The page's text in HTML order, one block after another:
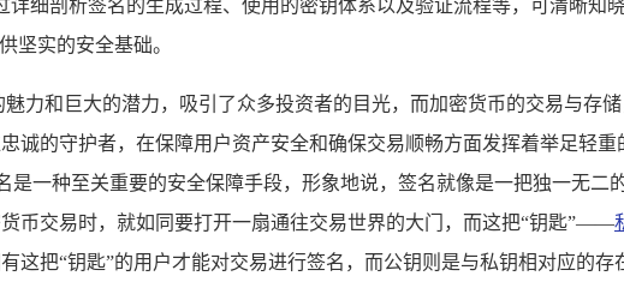
细剖析签名的生成过程、使用的密钥体系以及验证流程等，可清晰知
坚实的安全基础。
力和巨大的潜力，吸引了众多投资者的目光，而加密货币的交易与存
诚的守护者，在保障用户资产安全和确保交易顺畅方面发挥着举足轻重
一种至关重要的安全保障手段，形象地说，签名就像是一把独一无二
币交易时，就如同要打开一扇通往交易世界的大门，而这把“钥匙”——
这把“钥匙”的用户才能对交易进行签名，而公钥则是与私钥相对应的